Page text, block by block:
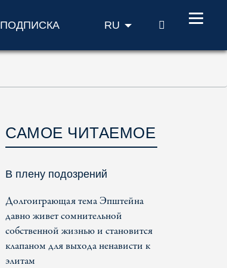
ПОДПИСКА RU ПОИСК
САМОЕ ЧИТАЕМОЕ
В плену подозрений
Долгоиграющая тема Эпштейна
давно живет сомнительной
собственной жизнью и становится
клапаном для выхода ненависти к
элитам